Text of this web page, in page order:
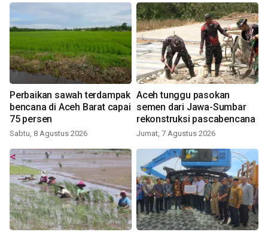
Perbaikan sawah terdampak
bencana di Aceh Barat capai
75 persen
Sabtu, 8 Agustus 2026
Aceh tunggu pasokan
semen dari Jawa-Sumbar
rekonstruksi pascabencana
Jumat, 7 Agustus 2026